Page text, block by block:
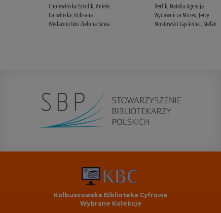
Kolbuszowska Biblioteka Cyfrowa
Wybrane Kolekcje